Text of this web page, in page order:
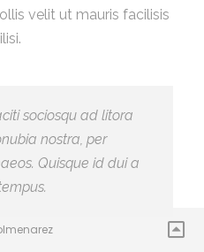
velit ut mauris facilisis
sociosqu ad litora
nostra, per
Quisque id dui a